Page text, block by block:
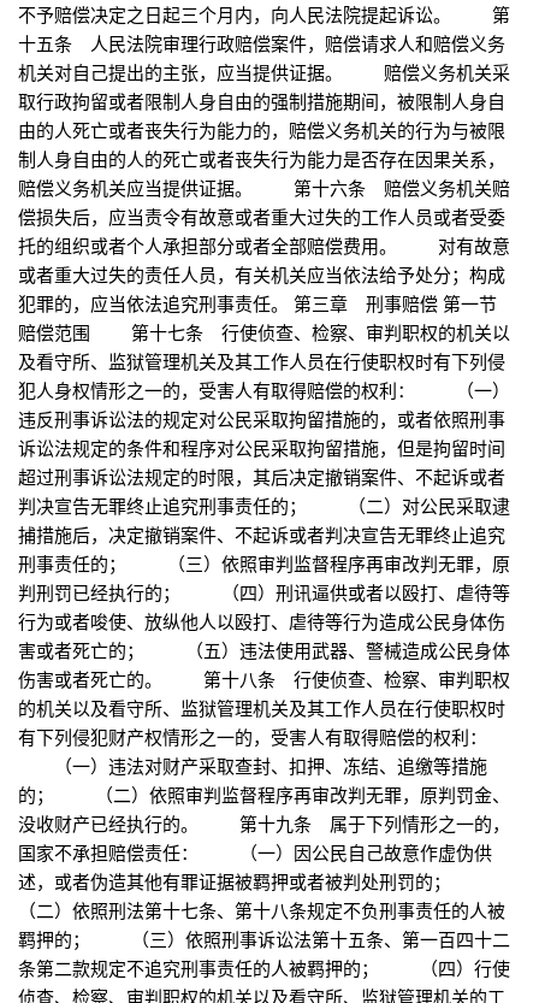
不予赔偿决定之日起三个月内，向人民法院提起诉讼。 第
十五条 人民法院审理行政赔偿案件，赔偿请求人和赔偿义务
机关对自己提出的主张，应当提供证据。 赔偿义务机关采
取行政拘留或者限制人身自由的强制措施期间，被限制人身自
由的人死亡或者丧失行为能力的，赔偿义务机关的行为与被限
制人身自由的人的死亡或者丧失行为能力是否存在因果关系，
赔偿义务机关应当提供证据。 第十六条 赔偿义务机关赔
偿损失后，应当责令有故意或者重大过失的工作人员或者受委
托的组织或者个人承担部分或者全部赔偿费用。 对有故意
或者重大过失的责任人员，有关机关应当依法给予处分；构成
犯罪的，应当依法追究刑事责任。 第三章 刑事赔偿 第一节
赔偿范围 第十七条 行使侦查、检察、审判职权的机关以
及看守所、监狱管理机关及其工作人员在行使职权时有下列侵
犯人身权情形之一的，受害人有取得赔偿的权利： （一）
违反刑事诉讼法的规定对公民采取拘留措施的，或者依照刑事
诉讼法规定的条件和程序对公民采取拘留措施，但是拘留时间
超过刑事诉讼法规定的时限，其后决定撤销案件、不起诉或者
判决宣告无罪终止追究刑事责任的； （二）对公民采取逮
捕措施后，决定撤销案件、不起诉或者判决宣告无罪终止追究
刑事责任的； （三）依照审判监督程序再审改判无罪，原
判刑罚已经执行的； （四）刑讯逼供或者以殴打、虐待等
行为或者唆使、放纵他人以殴打、虐待等行为造成公民身体伤
害或者死亡的； （五）违法使用武器、警械造成公民身体
伤害或者死亡的。 第十八条 行使侦查、检察、审判职权
的机关以及看守所、监狱管理机关及其工作人员在行使职权时
有下列侵犯财产权情形之一的，受害人有取得赔偿的权利：
（一）违法对财产采取查封、扣押、冻结、追缴等措施
的； （二）依照审判监督程序再审改判无罪，原判罚金、
没收财产已经执行的。 第十九条 属于下列情形之一的，
国家不承担赔偿责任： （一）因公民自己故意作虚伪供
述，或者伪造其他有罪证据被羁押或者被判处刑罚的；
（二）依照刑法第十七条、第十八条规定不负刑事责任的人被
羁押的； （三）依照刑事诉讼法第十五条、第一百四十二
条第二款规定不追究刑事责任的人被羁押的； （四）行使
侦查、检察、审判职权的机关以及看守所、监狱管理机关的工